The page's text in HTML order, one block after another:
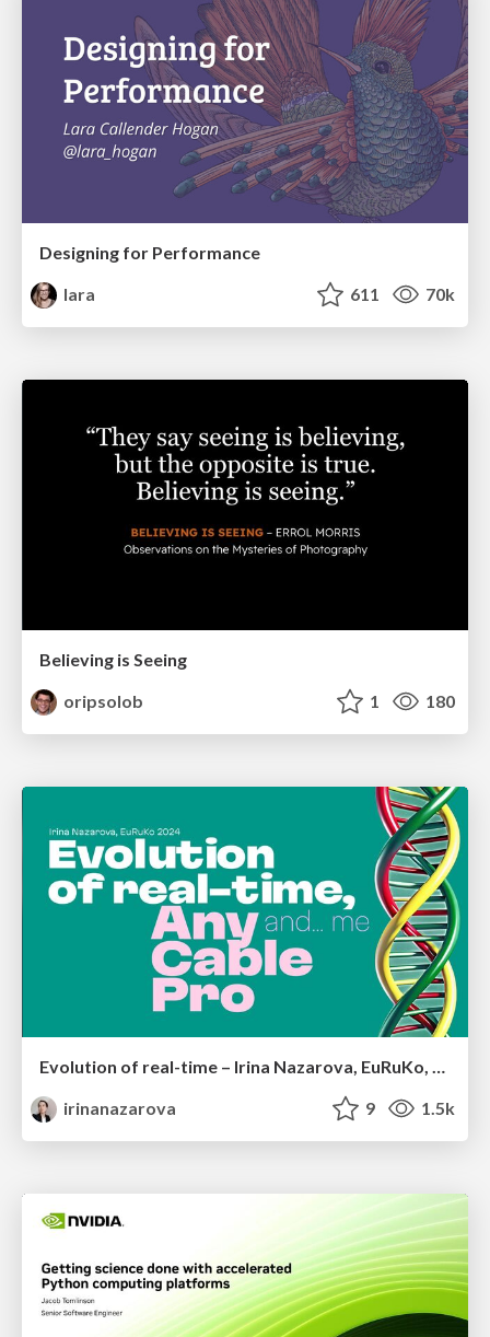
Designing for Performance
lara
611 70k
Believing is Seeing
oripsolob
1 180
Evolution of real-time – Irina Nazarova, EuRuKo, 2024
irinanazarova
9 1.5k